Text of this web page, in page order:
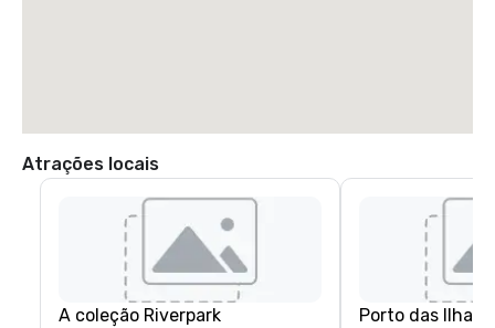
Atrações locais
A coleção Riverpark Porto das Ilhas